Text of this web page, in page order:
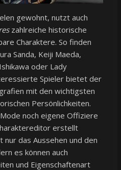
gewohnt, nutzt auch
zahlreiche historische
Charaktere. So finden
Sanda, Keiji Maeda,
oder Lady
Spieler bietet der
mit den wichtigsten
Persönlichkeiten.
noch eigene Offiziere
erstellt
das Aussehen und den
es können auch
und Eigenschaftenart